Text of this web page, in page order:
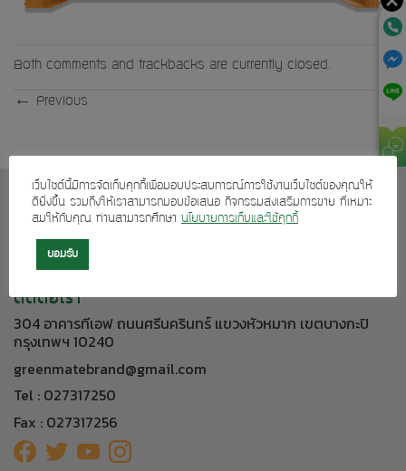
Both comments and trackbacks are currently closed.
← Previous
เกี่ยวกับเรา
บริการลูกค้า
ผลิตภัณฑ์ของเรา
ติดต่อเรา
304 อาคารทีเอฟ ถนนศรีนครินทร์ แขวงหัวหมาก เขตบางกะปิ
กรุงเทพฯ 10240
greenmatebrand@gmail.com
Tel : 027317250
Fax : 027317256
เว็บไซต์นี้มีการจัดเก็บคุกกี้เพื่อมอบประสบการณ์การใช้งานเว็บไซต์ของคุณให้
ดียิ่งขึ้น รวมถึงให้เราสามารถมอบข้อเสนอ กิจกรรมส่งเสริมการขาย ที่เหมาะ
สมให้กับคุณ ท่านสามารถศึกษา นโยบายการเก็บและใช้คุกกี้
ยอมรับ